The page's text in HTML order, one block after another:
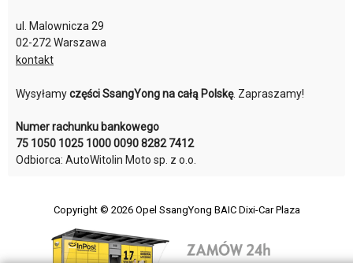
ul. Malownicza 29
02-272 Warszawa
kontakt
Wysyłamyczęści SsangYong na całą Polskę. Zapraszamy!
Numer rachunku bankowego
75 1050 1025 1000 0090 8282 7412
Odbiorca: AutoWitolin Moto sp. z o.o.
Copyright © 2026 Opel SsangYong BAIC Dixi-Car Plaza